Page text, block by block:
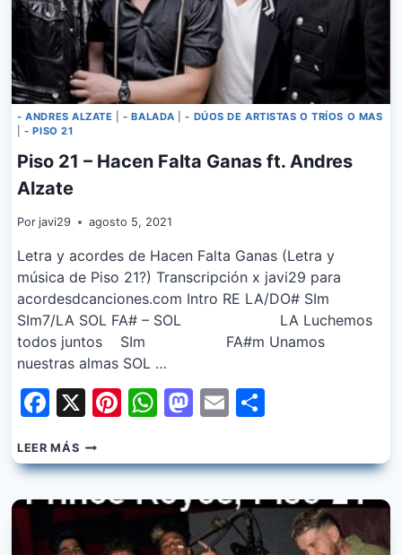
- ANDRES ALZATE |- BALADA |- DÚOS DE ARTISTAS O TRÍOS O MAS
|- PISO 21
Piso 21 – Hacen Falta Ganas ft. Andres
Alzate
Por javi29 agosto 5, 2021
Letra y acordes de Hacen Falta Ganas (Letra y
música de Piso 21?) Transcripción x javi29 para
acordesdcanciones.com Intro RE LA/DO# SIm
SIm7/LA SOL FA# – SOL LA Luchemos
todos juntos SIm FA#m Unamos
nuestras almas SOL …
Facebook
X Pinterest
WhatsApp
Mastodon
Email
LEER MÁSPISO
21
–
FALTA
FT.